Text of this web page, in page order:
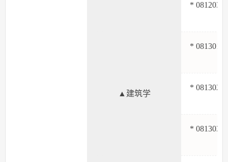
* 081203
▲建筑学
* 081301
* 081302
* 081303